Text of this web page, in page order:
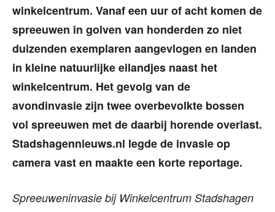
winkelcentrum. Vanaf een uur of acht komen de
spreeuwen in golven van honderden zo niet
duizenden exemplaren aangevlogen en landen
in kleine natuurlijke eilandjes naast het
winkelcentrum. Het gevolg van de
avondinvasie zijn twee overbevolkte bossen
vol spreeuwen met de daarbij horende overlast.
Stadshagennieuws.nl legde de invasie op
camera vast en maakte een korte reportage.
Spreeuweninvasie bij Winkelcentrum Stadshagen